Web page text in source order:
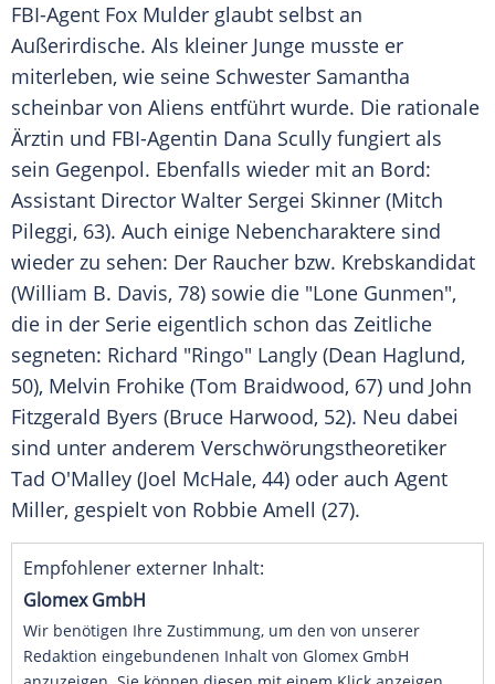
FBI-Agent Fox Mulder glaubt selbst an
Außerirdische. Als kleiner Junge musste er
miterleben, wie seine Schwester Samantha
scheinbar von Aliens entführt wurde. Die rationale
Ärztin und FBI-Agentin Dana Scully fungiert als
sein Gegenpol. Ebenfalls wieder mit an Bord:
Assistant Director Walter Sergei Skinner (Mitch
Pileggi, 63). Auch einige Nebencharaktere sind
wieder zu sehen: Der Raucher bzw. Krebskandidat
(William B. Davis, 78) sowie die "Lone Gunmen",
die in der Serie eigentlich schon das Zeitliche
segneten: Richard "Ringo" Langly (Dean Haglund,
50), Melvin Frohike (Tom Braidwood, 67) und John
Fitzgerald Byers (Bruce Harwood, 52). Neu dabei
sind unter anderem Verschwörungstheoretiker
Tad O'Malley (Joel McHale, 44) oder auch Agent
Miller, gespielt von Robbie Amell (27).
Empfohlener externer Inhalt:
Glomex GmbH
Wir benötigen Ihre Zustimmung, um den von unserer
Redaktion eingebundenen Inhalt von Glomex GmbH